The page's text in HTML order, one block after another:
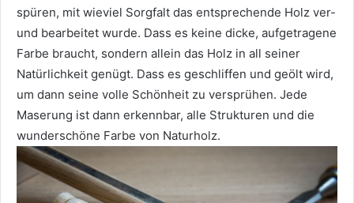
spüren, mit wieviel Sorgfalt das entsprechende Holz ver-
und bearbeitet wurde. Dass es keine dicke, aufgetragene
Farbe braucht, sondern allein das Holz in all seiner
Natürlichkeit genügt. Dass es geschliffen und geölt wird,
um dann seine volle Schönheit zu versprühen. Jede
Maserung ist dann erkennbar, alle Strukturen und die
wunderschöne Farbe von Naturholz.